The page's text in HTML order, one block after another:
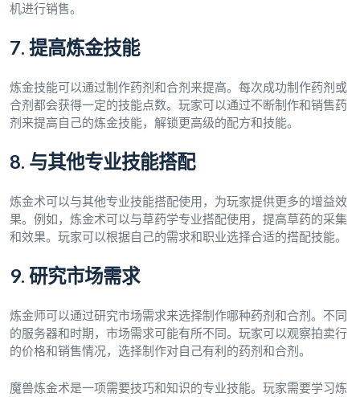
机进行销售。
7. 提高炼金技能
炼金技能可以通过制作药剂和合剂来提高。每次成功制作药剂或
合剂都会获得一定的技能点数。玩家可以通过不断制作和销售药
剂来提高自己的炼金技能，解锁更高级的配方和技能。
8. 与其他专业技能搭配
炼金术可以与其他专业技能搭配使用，为玩家提供更多的增益效
果。例如，炼金术可以与草药学专业搭配使用，提高草药的采集
和效果。玩家可以根据自己的需求和职业选择合适的搭配技能。
9. 研究市场需求
炼金师可以通过研究市场需求来选择制作哪种药剂和合剂。不同
的服务器和时期，市场需求可能有所不同。玩家可以观察拍卖行
的价格和销售情况，选择制作对自己有利的药剂和合剂。
魔兽炼金术是一项需要技巧和知识的专业技能。玩家需要学习炼